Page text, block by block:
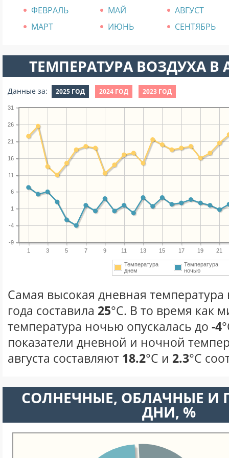
ФЕВРАЛЬ
МАЙ
АВГУСТ
МАРТ
ИЮНЬ СЕНТЯБРЬ
ТЕМПЕРАТУРА ВОЗДУХА В
Данные за: 2025 ГОД 2024 ГОД 2023 ГОД
1 3 5 7 9 11 13 15 17 19 21
-9
-4
1
6
11
16
21
26
31
Температура
днем
Температура
ночью
Самая высокая дневная температура
года составила 25°С. В то время как
температура ночью опускалась до -4
показатели дневной и ночной
августа составляют 18.2°С и 2.3°С
CОЛНЕЧНЫЕ, ОБЛАЧНЫЕ И
ДНИ, %